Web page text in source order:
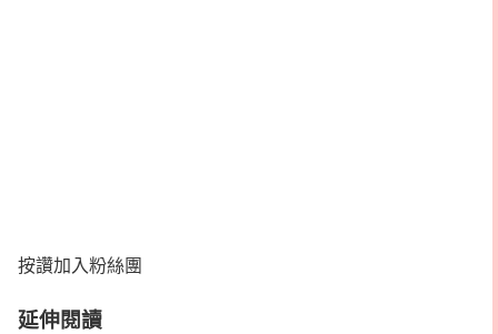
按讚加入粉絲團
延伸閱讀